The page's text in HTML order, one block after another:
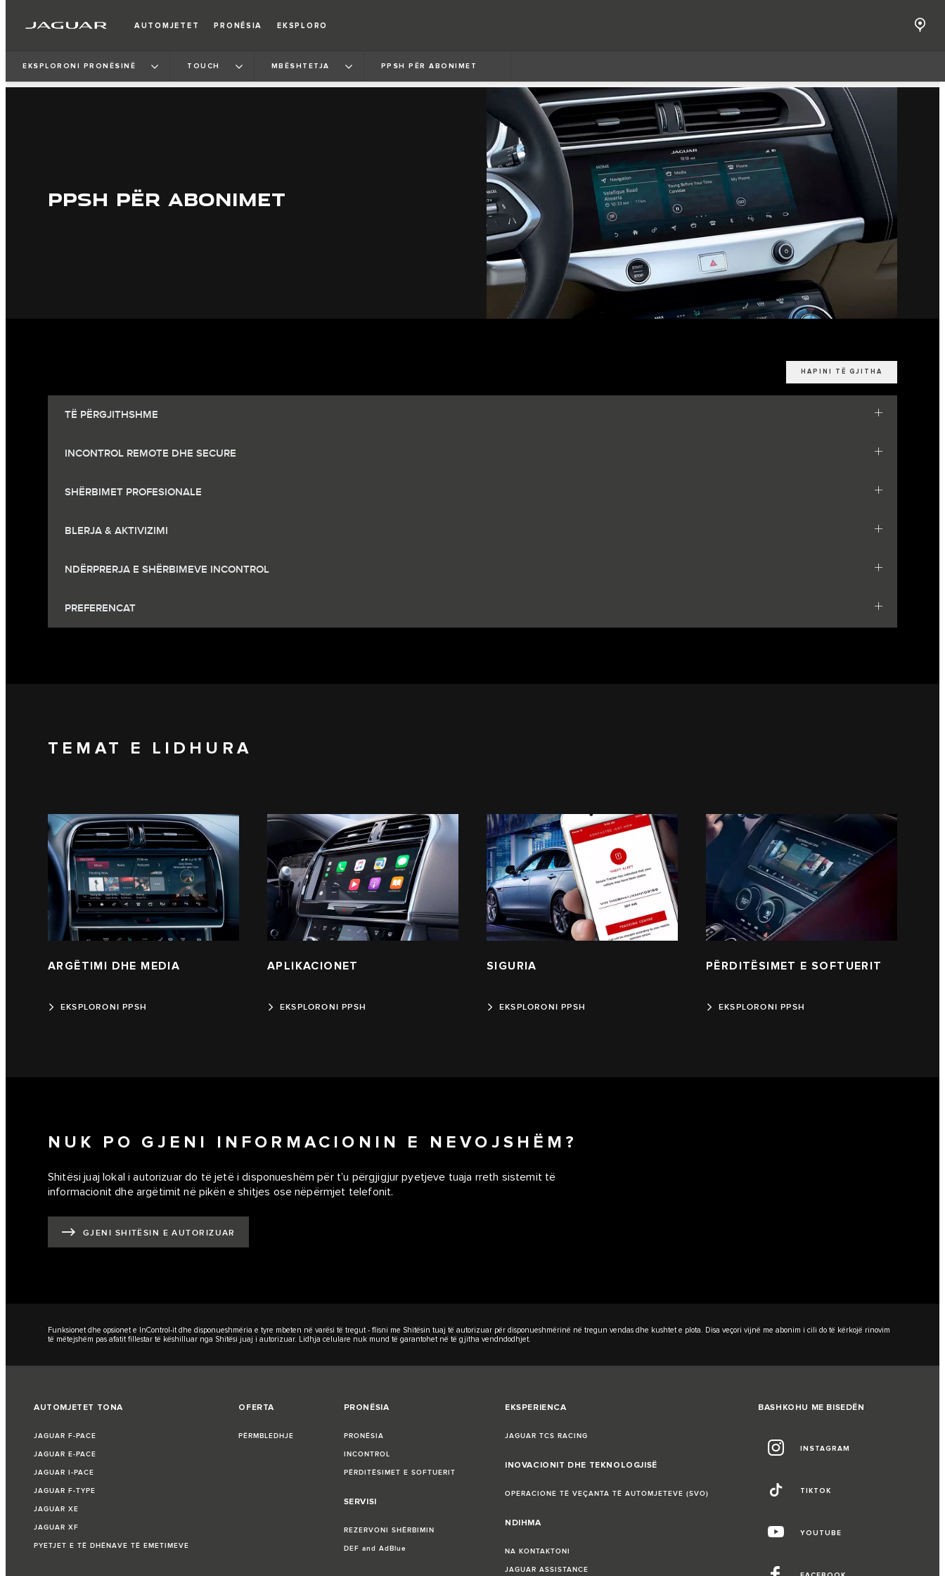
AUTOMJETET PRONËSIA EKSPLORO
EKSPLORONI PRONËSINË TOUCH MBËSHTETJA PPSH PËR ABONIMET
PPSH PËR ABONIMET
HAPINI TË GJITHA
TË PËRGJITHSHME
INCONTROL REMOTE DHE SECURE
SHËRBIMET PROFESIONALE
BLERJA & AKTIVIZIMI
NDËRPRERJA E SHËRBIMEVE INCONTROL
PREFERENCAT
TEMAT E LIDHURA
ARGËTIMI DHE MEDIA
EKSPLORONI PPSH
APLIKACIONET
EKSPLORONI PPSH
SIGURIA
EKSPLORONI PPSH
PËRDITËSIMET E SOFTUERIT
EKSPLORONI PPSH
NUK PO GJENI INFORMACIONIN E NEVOJSHËM?
Shitësi juaj lokal i autorizuar do të jetë i disponueshëm për t’u përgjigjur pyetjeve tuaja rreth sistemit të
informacionit dhe argëtimit në pikën e shitjes ose nëpërmjet telefonit.
GJENI SHITËSIN E AUTORIZUAR
Funksionet dhe opsionet e InControl-it dhe disponueshmëria e tyre mbeten në varësi të tregut - flisni me Shitësin tuaj të autorizuar për disponueshmërinë në tregun vendas dhe kushtet e plota. Disa veçori vijnë me abonim i cili do të kërkojë rinovim
të mëtejshëm pas afatit fillestar të këshilluar nga Shitësi juaj i autorizuar. Lidhja celulare nuk mund të garantohet në të gjitha vendndodhjet.
AUTOMJETET TONA
JAGUAR F-PACE
JAGUAR E-PACE
JAGUAR I-PACE
JAGUAR F-TYPE
JAGUAR XE
JAGUAR XF
PYETJET E TË DHËNAVE TË EMETIMEVE
OFERTA
PËRMBLEDHJE
PRONËSIA
PRONËSIA
INCONTROL
PËRDITËSIMET E SOFTUERIT
SERVISI
REZERVONI SHËRBIMIN
DEF and AdBlue
EKSPERIENCA
JAGUAR TCS RACING
INOVACIONIT DHE TEKNOLOGJISË
OPERACIONE TË VEÇANTA TË AUTOMJETEVE (SVO)
NDIHMA
NA KONTAKTONI
JAGUAR ASSISTANCE
BASHKOHU ME BISEDËN
INSTAGRAM
TIKTOK
YOUTUBE